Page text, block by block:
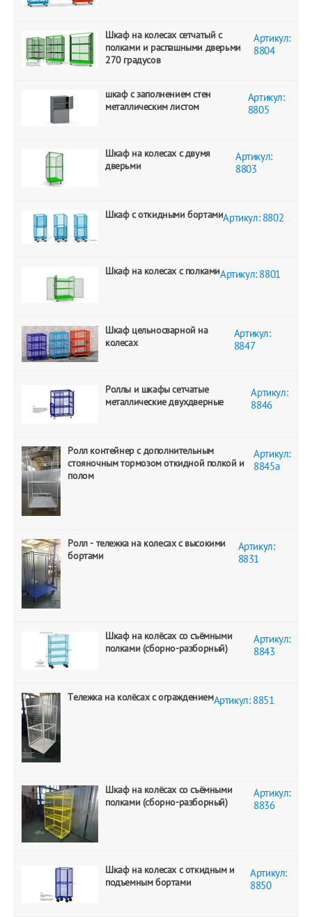
Шкаф на колесах сетчатый с
полками и распашными дверьми
270 градусов
Артикул:
8804
шкаф с заполнением стен
металлическим листом
Артикул:
8805
Шкаф на колесах с двумя
дверьми
Артикул:
8803
Шкаф с откидными бортамиАртикул: 8802
Шкаф на колесах с полкамиАртикул: 8801
Шкаф цельносварной на
колесах
Артикул:
8847
Роллы и шкафы сетчатые
металлические двухдверные
Артикул:
8846
Ролл контейнер с дополнительным
стояночным тормозом откидной полкой и
полом
Артикул:
8845а
Ролл - тележка на колесах с высокими
бортами
Артикул:
8831
Шкаф на колёсах со съёмными
полками (сборно-разборный)
Артикул:
8843
Тележка на колёсах с ограждениемАртикул: 8851
Шкаф на колёсах со съёмными
полками (сборно-разборный)
Артикул:
8836
Шкаф на колесах с откидным и
подъемным бортами
Артикул:
8850